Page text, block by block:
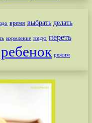
время выбрать делать
кормление надо переть
ребенок режим